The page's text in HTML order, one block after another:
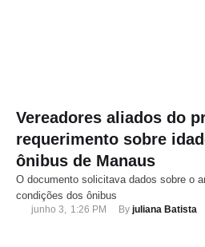
Vereadores aliados do
requerimento sobre
ônibus de Manaus
O documento solicitava dados sobre o
condições dos ônibus
junho 3, 1:26 PM By juliana Batista